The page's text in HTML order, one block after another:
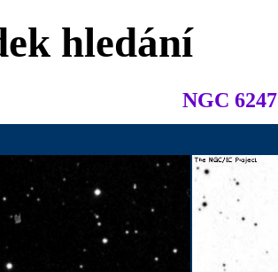
hledání
NGC 6247